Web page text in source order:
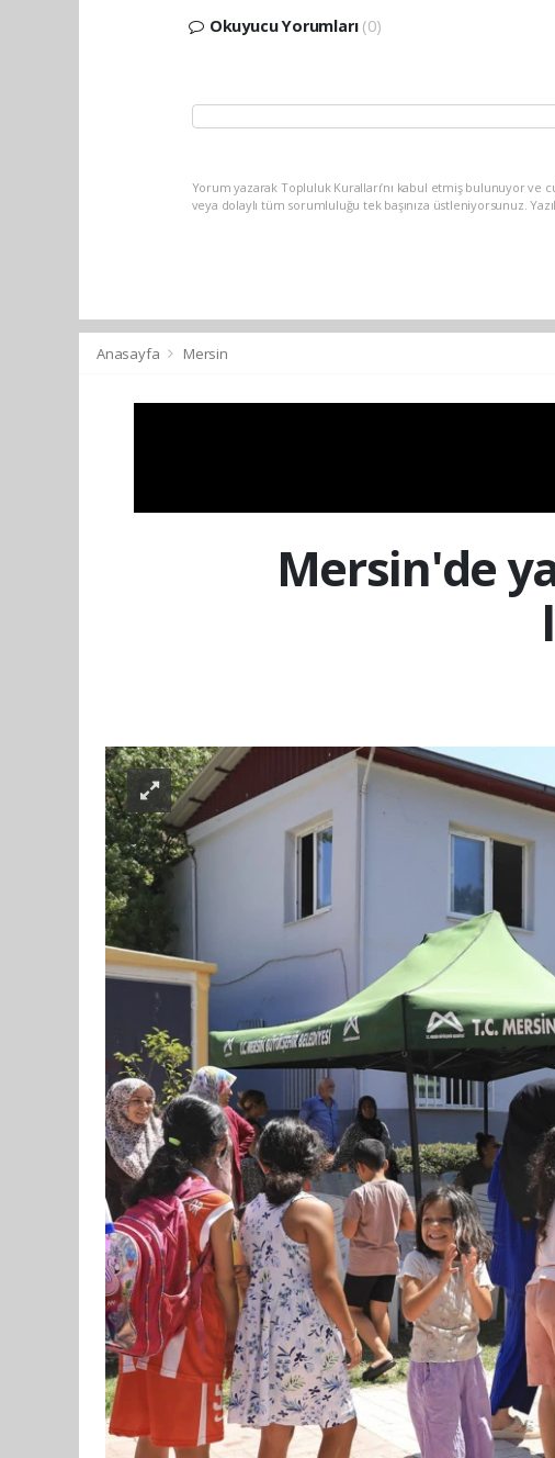
Okuyucu Yorumları (0)
Yorum yazarak Topluluk Kuralları’nı kabul etmiş bulunuyor ve
veya dolaylı tüm sorumluluğu tek başınıza üstleniyorsunuz.
Anasayfa Mersin
Mersin'de